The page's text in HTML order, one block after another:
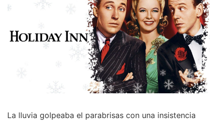
La lluvia golpeaba el parabrisas con una insistencia